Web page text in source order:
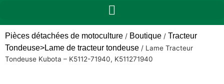
Pièces détachées de motoculture / Boutique / Tracteur
Tondeuse>Lame de tracteur tondeuse / Lame Tracteur
Tondeuse Kubota – K5112-71940, K511271940